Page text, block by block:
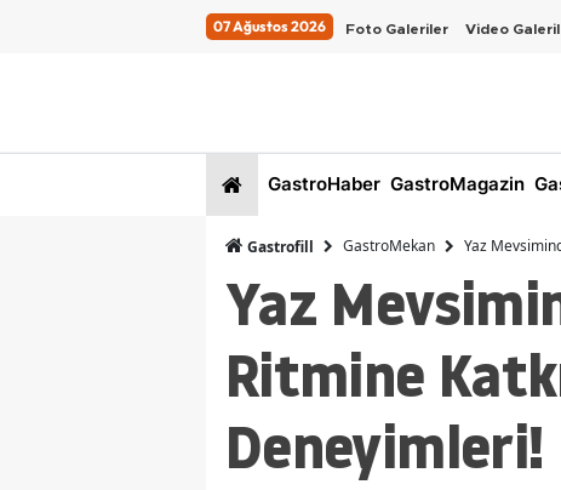
07 Ağustos 2026 Foto Galeriler Video
GastroHaber GastroMagazin
Gastrofill GastroMekan Yaz
Yaz
Ritmine
Deneyimleri!